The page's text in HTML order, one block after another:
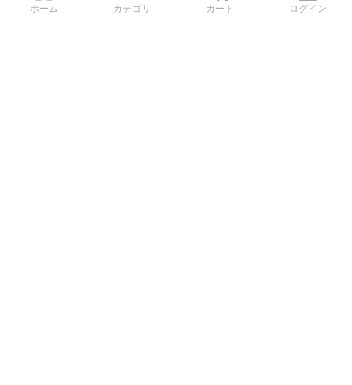
ホーム カテゴリ カート ログイン